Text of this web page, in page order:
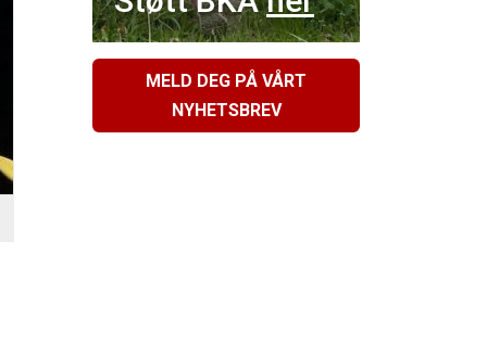
MELD DEG PÅ VÅRT
NYHETSBREV